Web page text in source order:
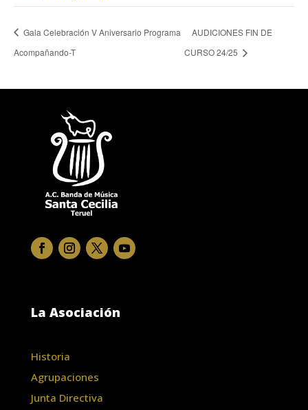
Gala Celebración V Aniversario Programa
Acompañando-T
AUDICIONES FIN DE
CURSO 24/25
La Asociación
Historia
Agrupaciones
Junta Directiva